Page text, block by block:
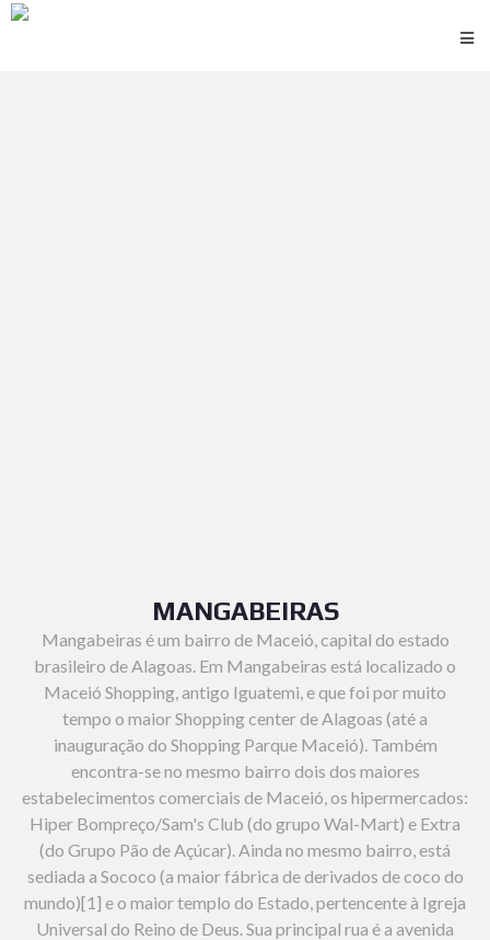
MANGABEIRAS
Mangabeiras é um bairro de Maceió, capital do estado
brasileiro de Alagoas. Em Mangabeiras está localizado o
Maceió Shopping, antigo Iguatemi, e que foi por muito
tempo o maior Shopping center de Alagoas (até a
inauguração do Shopping Parque Maceió). Também
encontra-se no mesmo bairro dois dos maiores
estabelecimentos comerciais de Maceió, os hipermercados:
Hiper Bompreço/Sam's Club (do grupo Wal-Mart) e Extra
(do Grupo Pão de Açúcar). Ainda no mesmo bairro, está
sediada a Sococo (a maior fábrica de derivados de coco do
mundo)[1] e o maior templo do Estado, pertencente à Igreja
Universal do Reino de Deus. Sua principal rua é a avenida